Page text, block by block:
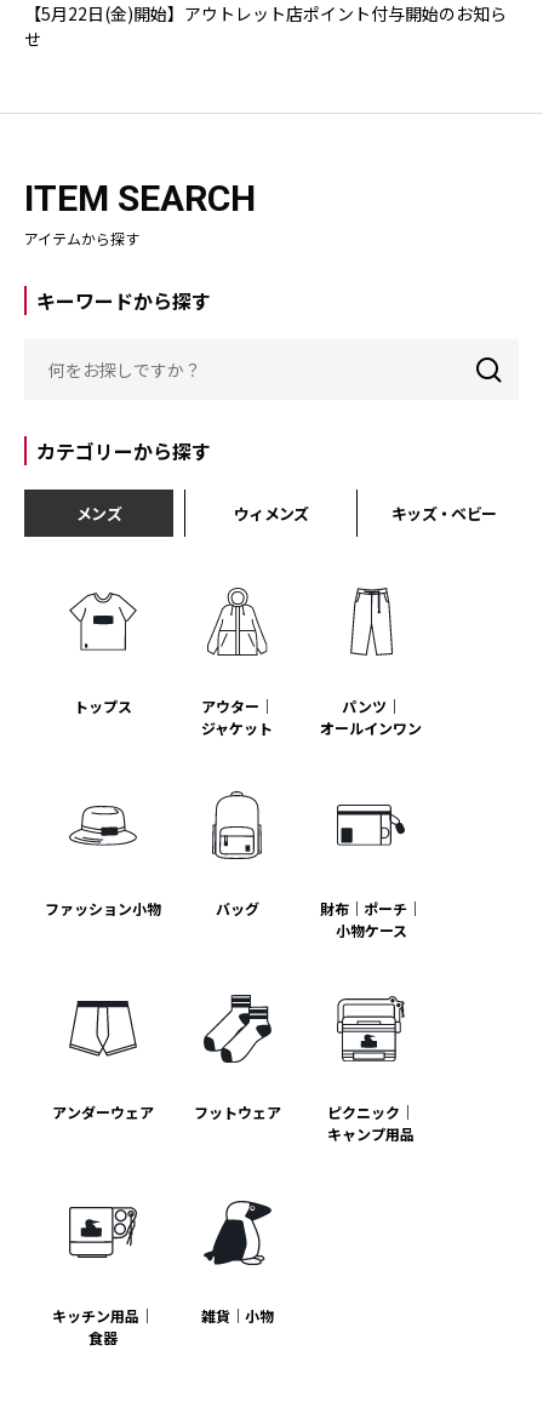
【5月22日(金)開始】アウトレット店ポイント付与開始のお知ら
せ
ITEM SEARCH
アイテムから探す
キーワードから探す
カテゴリーから探す
メンズ ウィメンズ キッズ・ベビー
トップス
アウター｜
ジャケット
パンツ｜
オールインワン
ファッション小物 バッグ
財布｜ポーチ｜
小物ケース
アンダーウェア フットウェア
ピクニック｜
キャンプ用品
キッチン用品｜
食器
雑貨｜小物